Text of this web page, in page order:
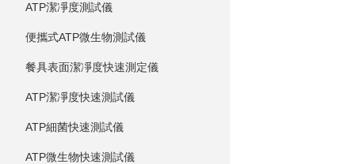
ATP潔凈度測試儀
便攜式ATP微生物測試儀
餐具表面潔凈度快速測定儀
ATP潔凈度快速測試儀
ATP細菌快速測試儀
ATP微生物快速測試儀